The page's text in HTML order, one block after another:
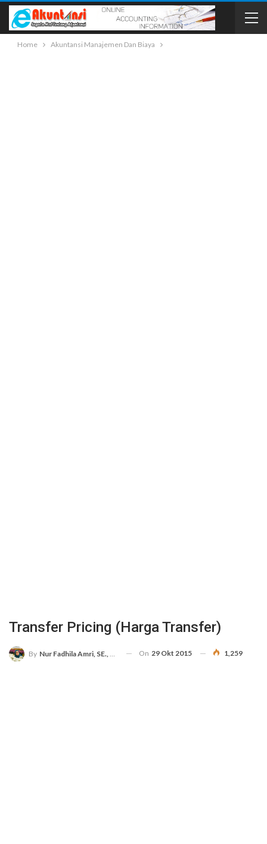
Home Akuntansi Manajemen Dan Biaya
Transfer Pricing (Harga Transfer)
By Nur Fadhila Amri, SE., Ak., M.Si On 29 Okt 2015 1,259